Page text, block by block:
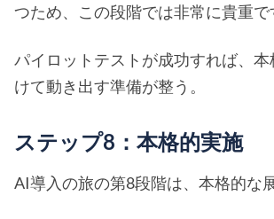
つため、この段階では非常に貴重で
パイロットテストが成功すれば、本
けて動き出す準備が整う。
ステップ8：本格的実施
AI導入の旅の第8段階は、本格的な